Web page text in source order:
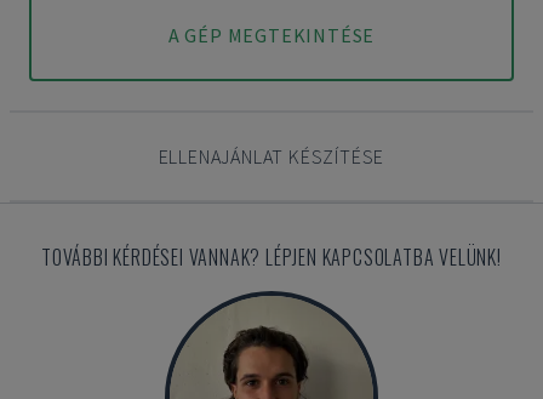
A GÉP MEGTEKINTÉSE
ELLENAJÁNLAT KÉSZÍTÉSE
TOVÁBBI KÉRDÉSEI VANNAK? LÉPJEN KAPCSOLATBA VELÜNK!